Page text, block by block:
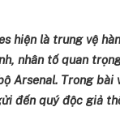
hiện là trung vệ
nhân tố quan
Arsenal. Trong bài
đến quý độc giả